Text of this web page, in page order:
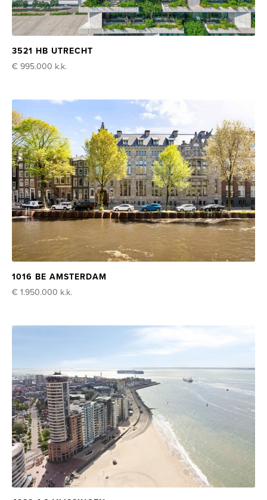
3521 HB UTRECHT
€ 995.000 k.k.
1016 BE AMSTERDAM
€ 1.950.000 k.k.